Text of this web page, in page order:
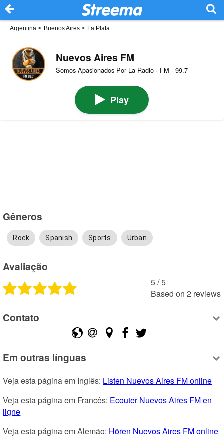
Argentina > Buenos Aires > La Plata
Nuevos Aires FM
Somos Apasionados Por La Radio · FM · 99.7
Play
Gêneros
Rock Spanish Sports Urban
Avaliação
5 /5
Based on 2 reviews
Contato
Em outras línguas
Veja esta página em Inglês: Listen Nuevos Aires FM online
Veja esta página em Francês: Ecouter Nuevos Aires FM en
ligne
Veja esta página em Alemão: Hören Nuevos Aires FM online